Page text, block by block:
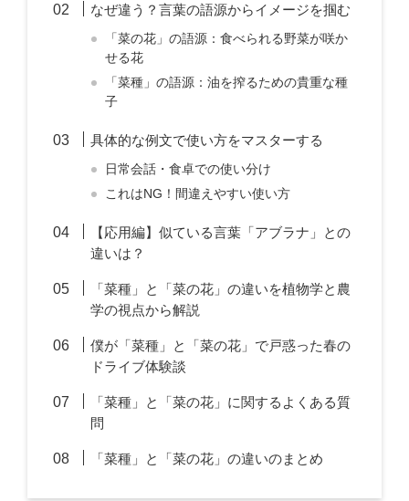
なぜ違う？言葉の語源からイメージを掴む
「菜の花」の語源：食べられる野菜が咲か
せる花
「菜種」の語源：油を搾るための貴重な種
子
具体的な例文で使い方をマスターする
日常会話・食卓での使い分け
これはNG！間違えやすい使い方
【応用編】似ている言葉「アブラナ」との
違いは？
「菜種」と「菜の花」の違いを植物学と農
学の視点から解説
僕が「菜種」と「菜の花」で戸惑った春の
ドライブ体験談
「菜種」と「菜の花」に関するよくある質
問
「菜種」と「菜の花」の違いのまとめ